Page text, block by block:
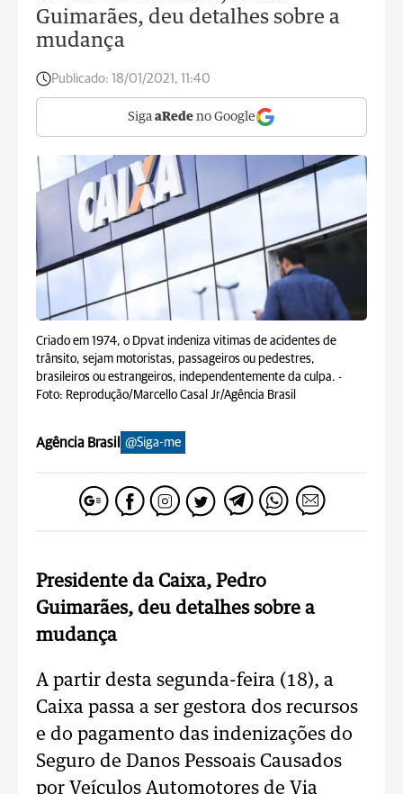
Guimarães, deu detalhes sobre a
mudança
Publicado: 18/01/2021, 11:40
Siga aRede no Google
Criado em 1974, o Dpvat indeniza vitimas de acidentes de
trânsito, sejam motoristas, passageiros ou pedestres,
brasileiros ou estrangeiros, independentemente da culpa. -
Foto: Reprodução/Marcello Casal Jr/Agência Brasil
Agência Brasil @Siga-me
Presidente da Caixa, Pedro
Guimarães, deu detalhes sobre a
mudança
A partir desta segunda-feira (18), a
Caixa passa a ser gestora dos recursos
e do pagamento das indenizações do
Seguro de Danos Pessoais Causados
por Veículos Automotores de Via